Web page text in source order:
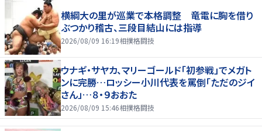
横綱大の里が巡業で本格調整 竜電に胸を借り
ぶつかり稽古、三段目結山には指導
2026/08/09 16:19相撲格闘技
ウナギ・サヤカ、マリーゴールド「初参戦」でメガト
ンに完勝…ロッシー小川代表を罵倒「ただのジイ
さん」…８・９おおた
2026/08/09 15:46相撲格闘技